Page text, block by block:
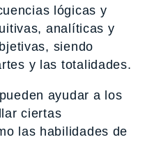
lógicas y
analíticas y
siendo
y las totalidades.
ayudar a los
ciertas
las habilidades de